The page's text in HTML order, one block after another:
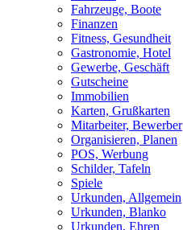
Fahrzeuge, Boote
Finanzen
Fitness, Gesundheit
Gastronomie, Hotel
Gewerbe, Geschäft
Gutscheine
Immobilien
Karten, Grußkarten
Mitarbeiter, Bewerber
Organisieren, Planen
POS, Werbung
Schilder, Tafeln
Spiele
Urkunden, Allgemein
Urkunden, Blanko
Urkunden, Ehren